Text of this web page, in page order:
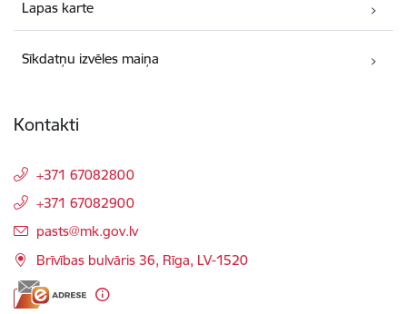
Lapas karte
Sīkdatņu izvēles maiņa
Kontakti
+371 67082800
+371 67082900
E-pasts:
pasts@mk.gov.lv
Brīvības bulvāris 36, Rīga, LV-1520